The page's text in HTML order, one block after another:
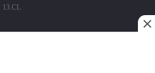
13.CL